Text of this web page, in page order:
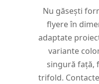
Nu găsești
flyere în
adaptate
variante
singură față,
trifold.